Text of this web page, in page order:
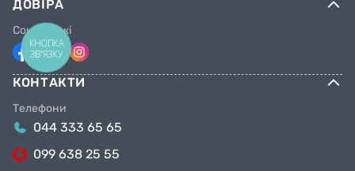
ДОВІРА
Соцмережі
КОНТАКТИ
Телефони
044 333 65 65
099 638 25 55
КНОПКА
ЗВ'ЯЗКУ